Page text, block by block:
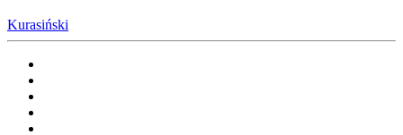
Kurasiński